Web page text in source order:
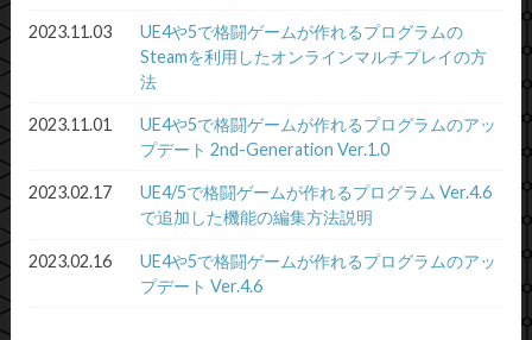
2023.11.03
UE4や5で格闘ゲームが作れるプログラムの
Steamを利用したオンラインマルチプレイの方
法
2023.11.01
UE4や5で格闘ゲームが作れるプログラムのアッ
プデート 2nd-Generation Ver.1.0
2023.02.17
UE4/5で格闘ゲームが作れるプログラム Ver.4.6
で追加した機能の編集方法説明
2023.02.16
UE4や5で格闘ゲームが作れるプログラムのアッ
プデート Ver.4.6